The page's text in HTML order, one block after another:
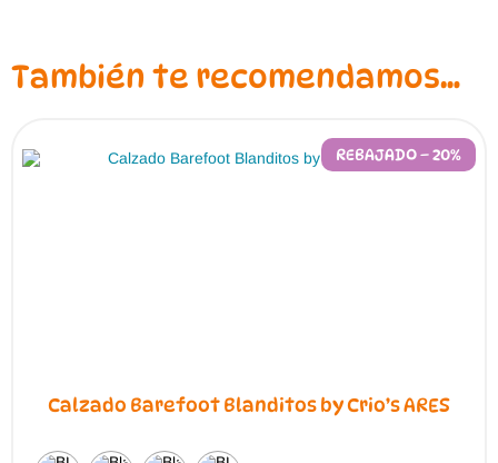
También te recomendamos…
REBAJADO – 20%
Calzado Barefoot Blanditos by Crio’s ARES